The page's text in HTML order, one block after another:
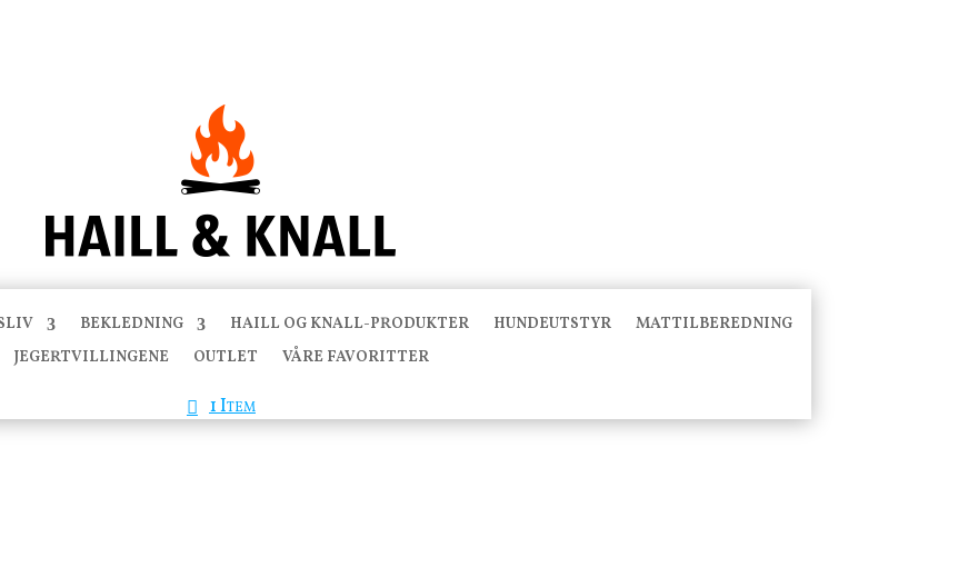
BEKLEDNING HAILL OG KNALL-PRODUKTER HUNDEUTSTYR
MATTILBEREDNING
JEGERTVILLINGENE
OUTLET VÅRE FAVORITTER
1 Item